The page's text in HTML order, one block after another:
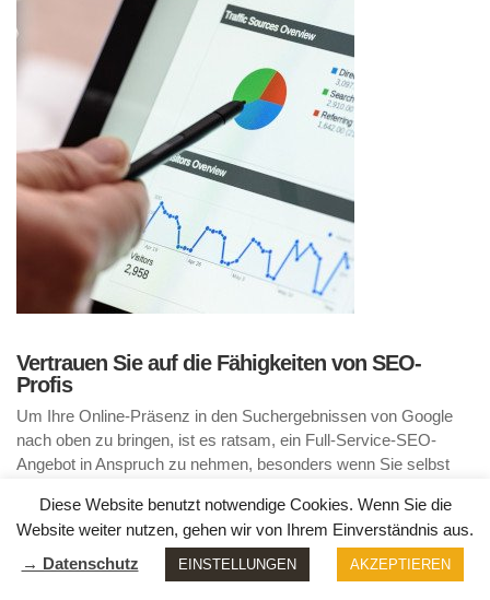
Vertrauen Sie auf die Fähigkeiten von SEO-
Profis
Um Ihre Online-Präsenz in den Suchergebnissen von Google
nach oben zu bringen, ist es ratsam, ein Full-Service-SEO-
Angebot in Anspruch zu nehmen, besonders wenn Sie selbst
Suchmaschinenoptimierung haben. Unsere erfahrenen SEO-
Optimierer übernehmen für Sie alles, von der Entwicklung einer
umfassenden SEO-Strategie bis hin zur technischen
Betreuung/Umsetzung und auch Überwachung der Ergebnisse.
Diese Website benutzt notwendige Cookies. Wenn Sie die
Website weiter nutzen, gehen wir von Ihrem Einverständnis aus.
→ Datenschutz
EINSTELLUNGEN AKZEPTIEREN